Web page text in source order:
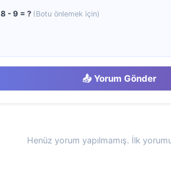
8 - 9 = ? (Botu önlemek için)
📤 Yorum Gönder
Henüz yorum yapılmamış. İlk